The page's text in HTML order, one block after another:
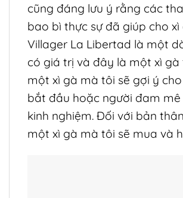
cũng đáng lưu ý rằng các
bao bì thực sự đã giúp cho xì
Villager La Libertad là một
có giá trị và đây là một xì
một xì gà mà tôi sẽ gợi ý
bắt đầu hoặc người đam mê
kinh nghiệm. Đối với bản
một xì gà mà tôi sẽ mua và